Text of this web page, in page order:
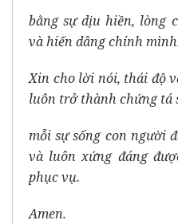
bằng sự dịu hiền, lòng
và hiến dâng chính
Xin cho lời nói, thái độ
luôn trở thành chứng tá
mỗi sự sống con người
và luôn xứng đáng
phục vụ.
Amen.